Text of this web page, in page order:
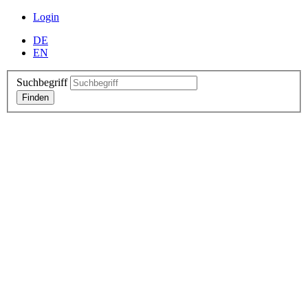
Login
DE
EN
Suchbegriff